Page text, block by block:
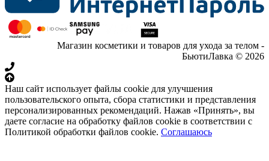
Магазин косметики и товаров для ухода за телом -
БьютиЛавка © 2026
Наш сайт использует файлы cookie для улучшения
пользовательского опыта, сбора статистики и представления
персонализированных рекомендаций. Нажав «Принять», вы
даете согласие на обработку файлов cookie в соответствии с
Политикой обработки файлов cookie. Соглашаюсь